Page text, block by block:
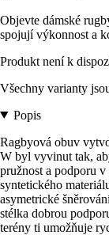
Objevte dámské
spojují výkonnost a
Produkt není k
Všechny varianty
Popis
Ragbyová obuv
W byl vyvinut tak,
pružnost a podporu
syntetického
asymetrické
stélka dobrou
terény ti umožňuje